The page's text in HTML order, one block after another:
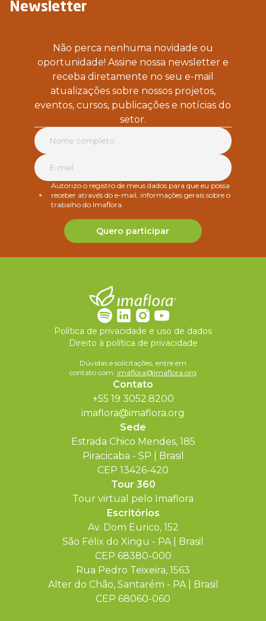
Newsletter
Não perca nenhuma novidade ou
oportunidade! Assine nossa newsletter e
receba diretamente no seu e-mail
atualizações sobre nossos projetos,
eventos, cursos, publicações e notícias do
setor.
Autorizo o registro de meus dados para que eu possa
receber através do e-mail, informações gerais sobre o
trabalho do Imaflora.
Quero participar
Política de privacidade e uso de dados
Direito à política de privacidade
Dúvidas e solicitações, entre em
contato com: imaflora@imaflora.org
Contato
+55 19 3052.8200
imaflora@imaflora.org
Sede
Estrada Chico Mendes, 185
Piracicaba - SP | Brasil
CEP 13426-420
Tour 360
Tour virtual pelo Imaflora
Escritórios
Av. Dom Eurico, 152
São Félix do Xingu - PA | Brasil
CEP 68380-000
Rua Pedro Teixeira, 1563
Alter do Chão, Santarém - PA | Brasil
CEP 68060-060